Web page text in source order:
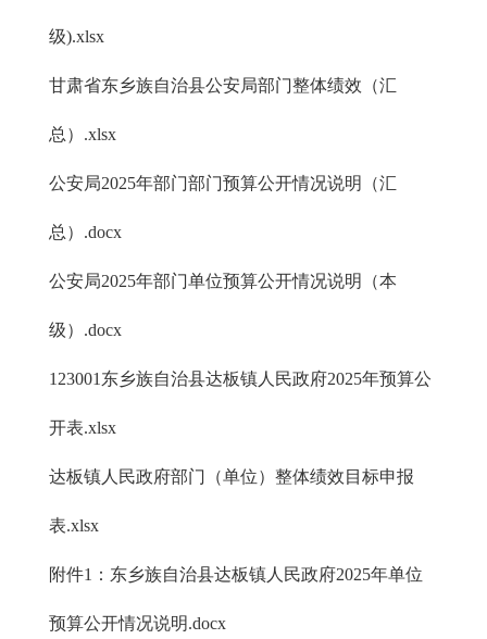
级).xlsx
甘肃省东乡族自治县公安局部门整体绩效（汇
总）.xlsx
公安局2025年部门部门预算公开情况说明（汇
总）.docx
公安局2025年部门单位预算公开情况说明（本
级）.docx
123001东乡族自治县达板镇人民政府2025年预算公
开表.xlsx
达板镇人民政府部门（单位）整体绩效目标申报
表.xlsx
附件1：东乡族自治县达板镇人民政府2025年单位
预算公开情况说明.docx